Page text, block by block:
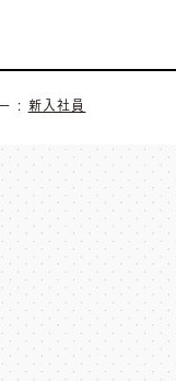
: 新入社員